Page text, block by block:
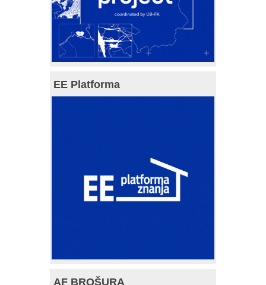
EE Platforma
AF BROŠURA